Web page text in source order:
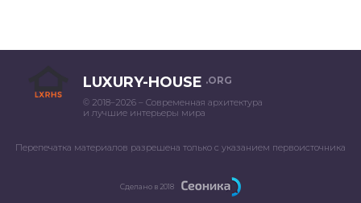
LUXURY-HOUSE .ORG
© 2018–2026 – Современная архитектура
и лучшие интерьеры мира
Перепечатка материалов разрешена только с указанием первоисточника
Сделано в 2018